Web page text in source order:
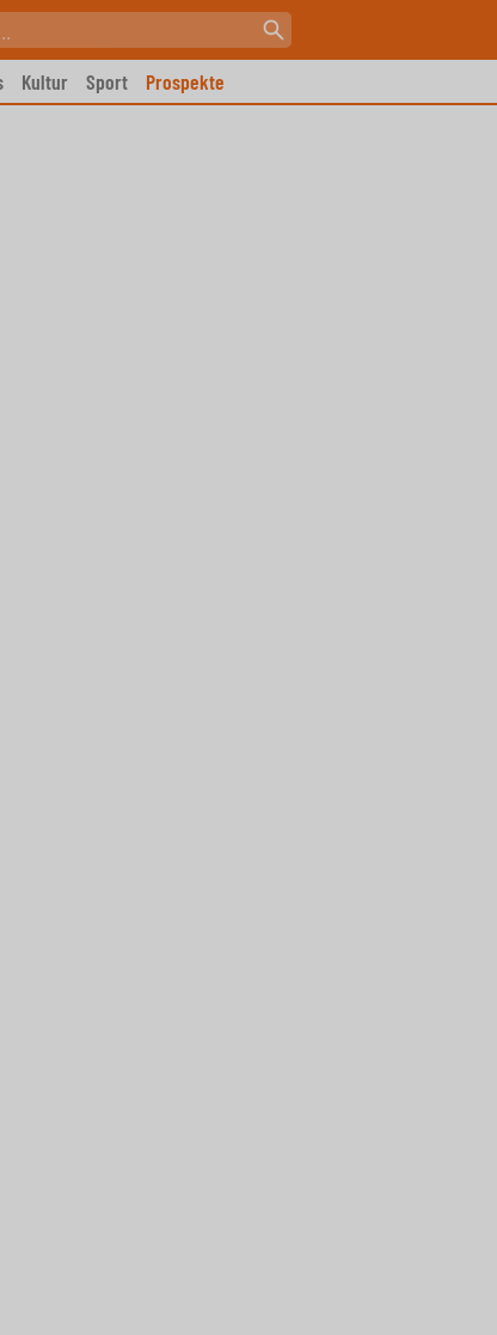
Kultur Sport Prospekte